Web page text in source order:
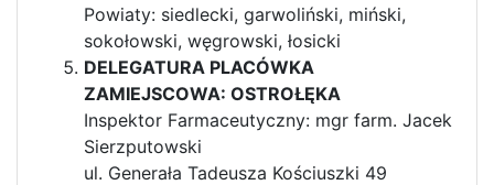
Powiaty: siedlecki, garwoliński, miński,
sokołowski, węgrowski, łosicki
DELEGATURA PLACÓWKA
ZAMIEJSCOWA: OSTROŁĘKA
Inspektor Farmaceutyczny: mgr farm. Jacek
Sierzputowski
ul. Generała Tadeusza Kościuszki 49